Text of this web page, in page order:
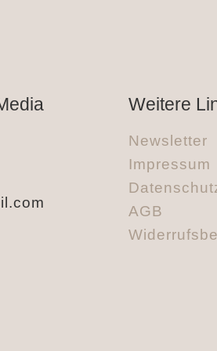
Weitere
Newsletter
Impressum
AGB